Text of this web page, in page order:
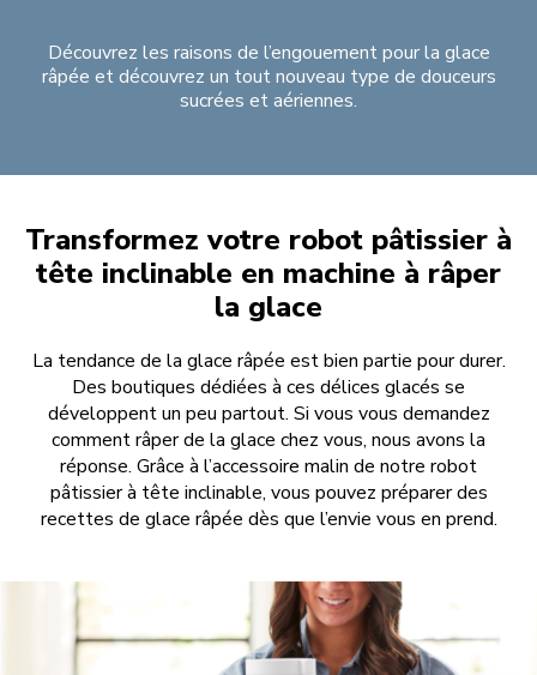
Découvrez les raisons de l’engouement pour la glace
râpée et découvrez un tout nouveau type de douceurs
sucrées et aériennes.
Transformez votre robot pâtissier à
tête inclinable en machine à râper
la glace
La tendance de la glace râpée est bien partie pour durer.
Des boutiques dédiées à ces délices glacés se
développent un peu partout. Si vous vous demandez
comment râper de la glace chez vous, nous avons la
réponse. Grâce à l’accessoire malin de notre robot
pâtissier à tête inclinable, vous pouvez préparer des
recettes de glace râpée dès que l’envie vous en prend.